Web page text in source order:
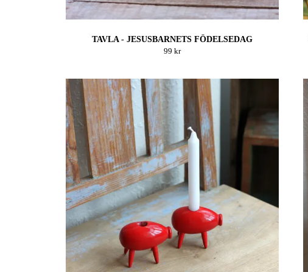
TAVLA - JESUSBARNETS FÖDELSEDAG
99 kr